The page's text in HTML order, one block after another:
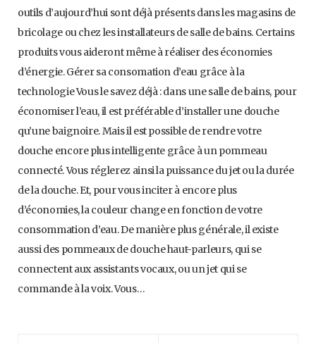
outils d’aujourd’hui sont déjà présents dans les magasins de
bricolage ou chez les installateurs de salle de bains. Certains
produits vous aideront même à réaliser des économies
d’énergie. Gérer sa consomation d’eau grâce à la
technologie Vous le savez déjà : dans une salle de bains, pour
économiser l’eau, il est préférable d’installer une douche
qu’une baignoire. Mais il est possible de rendre votre
douche encore plus intelligente grâce à un pommeau
connecté. Vous réglerez ainsi la puissance du jet ou la durée
de la douche. Et, pour vous inciter à encore plus
d’économies, la couleur change en fonction de votre
consommation d’eau. De manière plus générale, il existe
aussi des pommeaux de douche haut-parleurs, qui se
connectent aux assistants vocaux, ou un jet qui se
commande à la voix. Vous…